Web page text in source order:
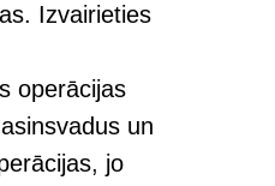
Izvairieties
operācijas
un
jo